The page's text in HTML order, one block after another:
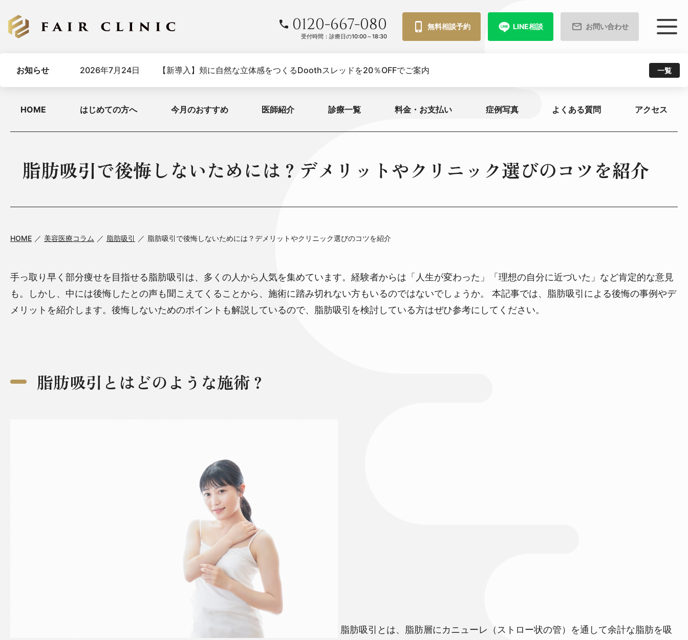
0120-667-080
受付時間：診療日の10:00～18:30
無料相談予約 LINE相談 お問い合わせ
お知らせ 2026年7月24日 【新導入】頬に自然な立体感をつくるDoothスレッドを20％OFFでご案内 一覧
HOME はじめての方へ 今月のおすすめ 医師紹介 診療一覧 料金・お支払い 症例写真 よくある質問 アクセス
脂肪吸引で後悔しないためには？デメリットやクリニック選びのコツを紹介
HOME 美容医療コラム 脂肪吸引 脂肪吸引で後悔しないためには？デメリットやクリニック選びのコツを紹介
手っ取り早く部分痩せを目指せる脂肪吸引は、多くの人から人気を集めています。経験者からは「人生が変わった」「理想の自分に近づいた」など肯定的な意見
も。しかし、中には後悔したとの声も聞こえてくることから、施術に踏み切れない方もいるのではないでしょうか。
本記事では、脂肪吸引による後悔の事例やデ
メリットを紹介します。後悔しないためのポイントも解説しているので、脂肪吸引を検討している方はぜひ参考にしてください。
脂肪吸引とはどのような施術？
脂肪吸引とは、脂肪層にカニューレ（ストロー状の管）を通して余計な脂肪を吸